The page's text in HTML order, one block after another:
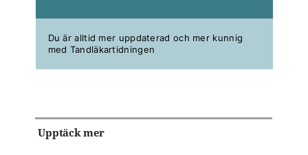
Du är alltid mer uppdaterad och mer kunnig
med Tandläkartidningen
Upptäck mer